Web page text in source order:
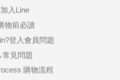
入Line
物前必讀
登入會員問題
常見問題
購物流程